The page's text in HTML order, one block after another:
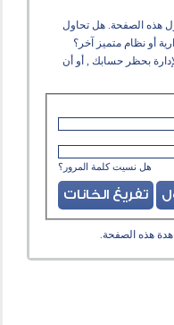
هذه الصفحة. هل تحاول
أو نظام متميز آخر؟
بحظر حسابك , أو أن
هل نسيت كلمة المرور؟
هذه الصفحة.